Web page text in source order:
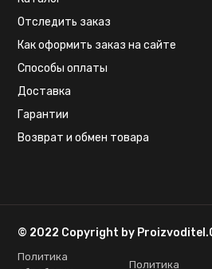
Отследить заказ
Как оформить заказ на сайте
Способы оплаты
Доставка
Гарантии
Возврат и обмен товара
© 2022 Copyright by
Политика
Политика